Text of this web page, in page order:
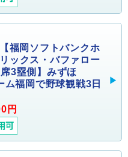
福岡ソフトバンクホ
ックス・バファロー
3塁側】みずほ
ム福岡で野球観戦3日
円